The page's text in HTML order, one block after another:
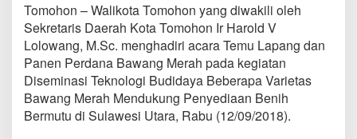
D
u
k
u
n
g
P
e
Tomohon – Walikota Tomohon yang diwakili oleh
Sekretaris Daerah Kota Tomohon Ir Harold V
Lolowang, M.Sc. menghadiri acara Temu Lapang dan
Panen Perdana Bawang Merah pada kegiatan
Diseminasi Teknologi Budidaya Beberapa Varietas
Bawang Merah Mendukung Penyediaan Benih
Bermutu di Sulawesi Utara, Rabu (12/09/2018).